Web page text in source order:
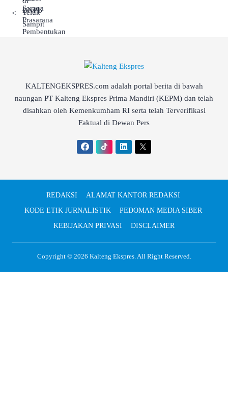
<
KALTENGEKSPRES.com adalah portal berita di bawah
naungan PT Kalteng Ekspres Prima Mandiri (KEPM) dan telah
disahkan oleh Kemenkumham RI serta telah Terverifikasi
Faktual di Dewan Pers
REDAKSI
ALAMAT KANTOR REDAKSI
KODE ETIK JURNALISTIK
PEDOMAN MEDIA SIBER
KEBIJAKAN PRIVASI
DISCLAIMER
Copyright © 2026 Kalteng Ekspres. All Right Reserved.